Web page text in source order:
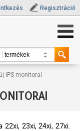
Regisztráció
IPS monitorai
23xi, 24xi, 27xi.